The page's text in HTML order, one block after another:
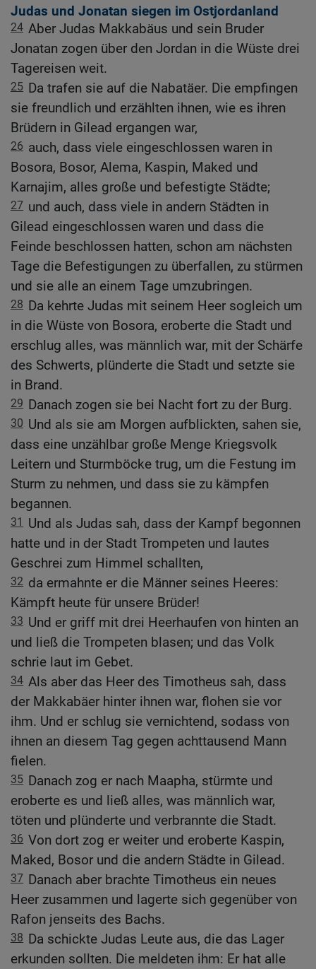
Judas und Jonatan siegen im Ostjordanland
24 Aber Judas Makkabäus und sein Bruder
Jonatan zogen über den Jordan in die Wüste drei
Tagereisen weit.
25 Da trafen sie auf die Nabatäer. Die empfingen
sie freundlich und erzählten ihnen, wie es ihren
Brüdern in Gilead ergangen war,
26 auch, dass viele eingeschlossen waren in
Bosora, Bosor, Alema, Kaspin, Maked und
Karnajim, alles große und befestigte Städte;
27 und auch, dass viele in andern Städten in
Gilead eingeschlossen waren und dass die
Feinde beschlossen hatten, schon am nächsten
Tage die Befestigungen zu überfallen, zu stürmen
und sie alle an einem Tage umzubringen.
28 Da kehrte Judas mit seinem Heer sogleich um
in die Wüste von Bosora, eroberte die Stadt und
erschlug alles, was männlich war, mit der Schärfe
des Schwerts, plünderte die Stadt und setzte sie
in Brand.
29 Danach zogen sie bei Nacht fort zu der Burg.
30 Und als sie am Morgen aufblickten, sahen sie,
dass eine unzählbar große Menge Kriegsvolk
Leitern und Sturmböcke trug, um die Festung im
Sturm zu nehmen, und dass sie zu kämpfen
begannen.
31 Und als Judas sah, dass der Kampf begonnen
hatte und in der Stadt Trompeten und lautes
Geschrei zum Himmel schallten,
32 da ermahnte er die Männer seines Heeres:
Kämpft heute für unsere Brüder!
33 Und er griff mit drei Heerhaufen von hinten an
und ließ die Trompeten blasen; und das Volk
schrie laut im Gebet.
34 Als aber das Heer des Timotheus sah, dass
der Makkabäer hinter ihnen war, flohen sie vor
ihm. Und er schlug sie vernichtend, sodass von
ihnen an diesem Tag gegen achttausend Mann
fielen.
35 Danach zog er nach Maapha, stürmte und
eroberte es und ließ alles, was männlich war,
töten und plünderte und verbrannte die Stadt.
36 Von dort zog er weiter und eroberte Kaspin,
Maked, Bosor und die andern Städte in Gilead.
37 Danach aber brachte Timotheus ein neues
Heer zusammen und lagerte sich gegenüber von
Rafon jenseits des Bachs.
38 Da schickte Judas Leute aus, die das Lager
erkunden sollten. Die meldeten ihm: Er hat alle